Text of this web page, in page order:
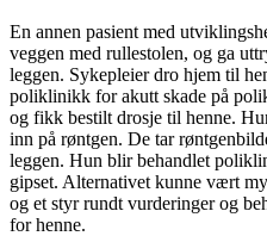
En annen pasient med
veggen med rullestolen, og ga
leggen. Sykepleier dro hjem til
poliklinikk for akutt skade på
og fikk bestilt drosje til henne.
inn på røntgen. De tar
leggen. Hun blir behandlet
gipset. Alternativet kunne vært
og et styr rundt vurderinger og
for henne.